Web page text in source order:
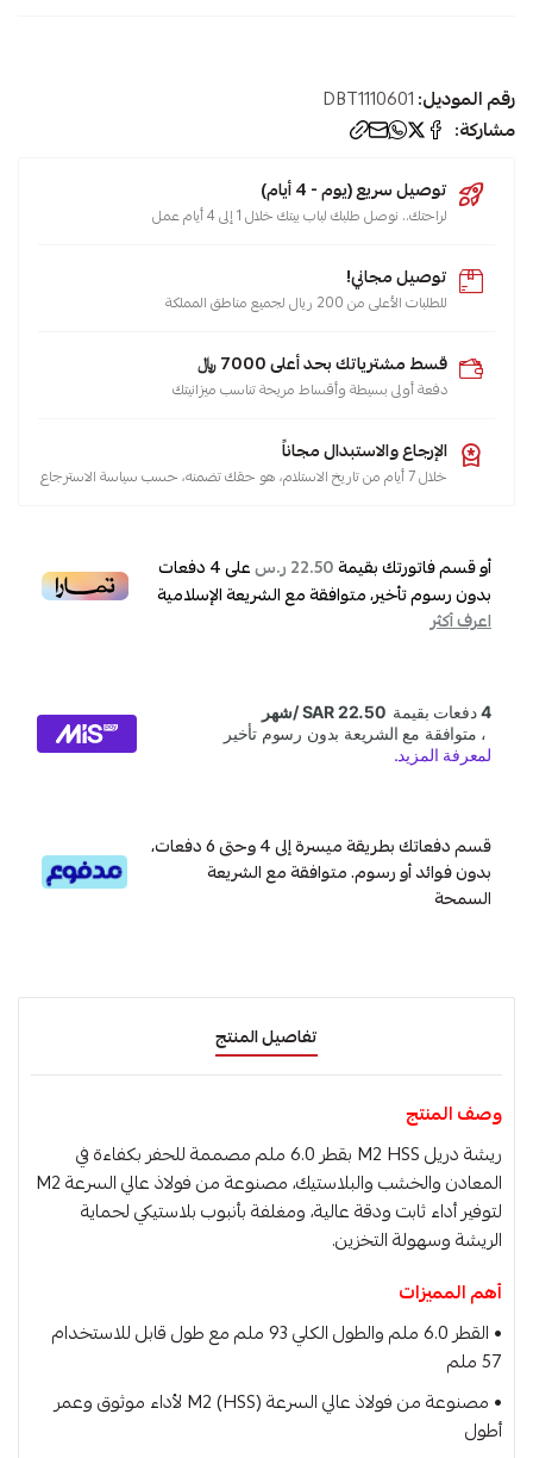
رقم الموديل:DBT1110601
مشاركة:
توصيل سريع (يوم - 4 أيام)
لراحتك.. نوصل طلبك لباب بيتك خلال 1 إلى 4 أيام عمل
توصيل مجاني!
للطلبات الأعلى من 200 ريال لجميع مناطق المملكة
قسط مشترياتك بحد أعلى 7000 ﷼
دفعة أولى بسيطة وأقساط مريحة تناسب ميزانيتك
الإرجاع والاستبدال مجاناً
خلال 7 أيام من تاريخ الاستلام، هو حقك تضمنه، حسب سياسة الاسترجاع
أو قسم فاتورتك بقيمة22.50 ر.س على4دفعات
بدون رسوم تأخير، متوافقة مع الشريعة الإسلامية
اعرف أكثر
قسم دفعاتك بطريقة ميسرة إلى 4 وحتى 6 دفعات،
بدون فوائد أو رسوم. متوافقة مع الشريعة
السمحة
تفاصيل المنتج
وصف المنتج
ريشة دريل M2 HSS بقطر 6.0 ملم مصممة للحفر بكفاءة في
المعادن والخشب والبلاستيك، مصنوعة من فولاذ عالي السرعة M2
لتوفير أداء ثابت ودقة عالية، ومغلفة بأنبوب بلاستيكي لحماية
الريشة وسهولة التخزين.
أهم المميزات
• القطر 6.0 ملم والطول الكلي 93 ملم مع طول قابل للاستخدام
57 ملم
• مصنوعة من فولاذ عالي السرعة M2 (HSS) لأداء موثوق وعمر
أطول